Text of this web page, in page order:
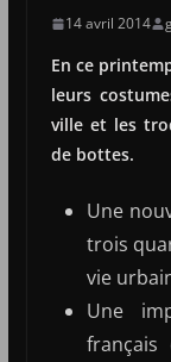
14 avril 2014
En ce
leurs
ville et les
de bottes.
Une
trois
vie
Une
français